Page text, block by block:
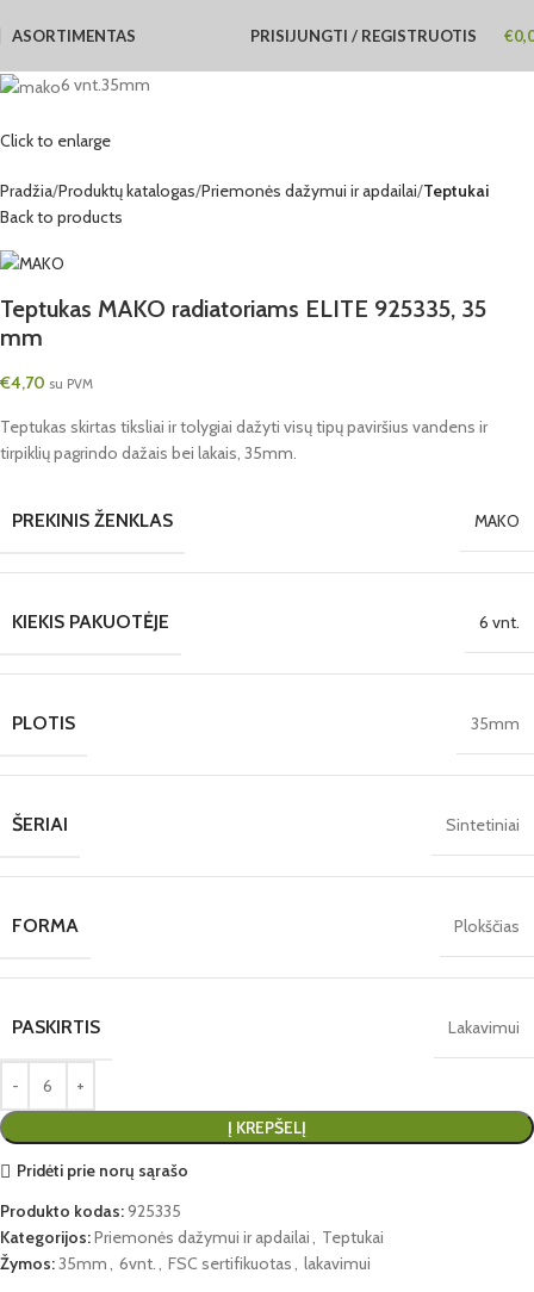
ASORTIMENTAS PRISIJUNGTI / REGISTRUOTIS €
6 vnt.35mm
Click to enlarge
Pradžia Produktų katalogas Priemonės dažymui ir apdailai Teptukai
Back to products
Teptukas MAKO radiatoriams ELITE 925335, 35
mm
€4,70 su PVM
Teptukas skirtas tiksliai ir tolygiai dažyti visų tipų paviršius vandens ir
tirpiklių pagrindo dažais bei lakais, 35mm.
PREKINIS ŽENKLAS MAKO
KIEKIS PAKUOTĖJE 6 vnt.
PLOTIS 35mm
ŠERIAI Sintetiniai
FORMA Plokščias
PASKIRTIS Lakavimui
Į KREPŠELĮ
Pridėti prie norų sąrašo
Produkto kodas:925335
Kategorijos:Priemonės dažymui ir apdailai, Teptukai
Žymos:35mm, 6vnt., FSC sertifikuotas, lakavimui